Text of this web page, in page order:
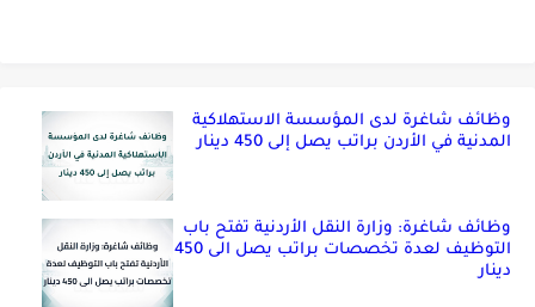
وظائف شاغرة لدى المؤسسة الاستهلاكية
المدنية في الأردن براتب يصل إلى 450 دينار
وظائف شاغرة: وزارة النقل الأردنية تفتح باب
التوظيف لعدة تخصصات براتب يصل الى 450
دينار